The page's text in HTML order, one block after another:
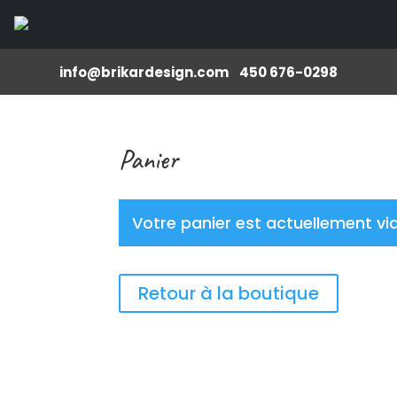
info@brikardesign.com 450 676-0298
Panier
Votre panier est actuellement
Retour à la boutique